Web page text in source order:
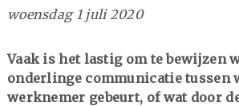
woensdag 1 juli 2020
Vaak is het lastig om te bewijzen
onderlinge communicatie tussen
werknemer gebeurt, of wat door